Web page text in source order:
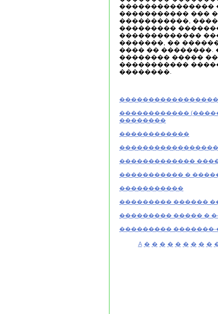
���������������
����������� ���
�����������,
���������
�������������
�������, ��
���� �� ��������.
�������� �����
�����������
��������.
������������
��������
������������
�������������
����������� �
�����������
��������� ������
��������� ����� �
���������
A � � � � � � � � �